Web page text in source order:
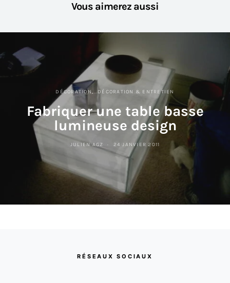
Vous aimerez aussi
DÉCORATION DÉCORATION & ENTRETIEN
Fabriquer une table basse
lumineuse design
JULIEN AGZ 24 JANVIER 2011
RÉSEAUX SOCIAUX